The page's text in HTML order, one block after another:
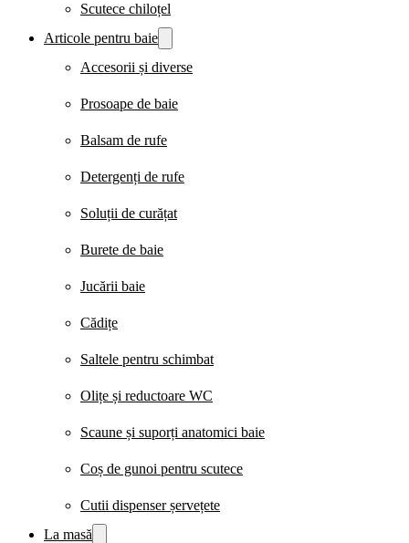
Scutece chiloțel
Articole pentru baie
Accesorii și diverse
Prosoape de baie
Balsam de rufe
Detergenți de rufe
Soluții de curățat
Burete de baie
Jucării baie
Cădițe
Saltele pentru schimbat
Olițe și reductoare WC
Scaune și suporți anatomici baie
Coș de gunoi pentru scutece
Cutii dispenser șervețete
La masă